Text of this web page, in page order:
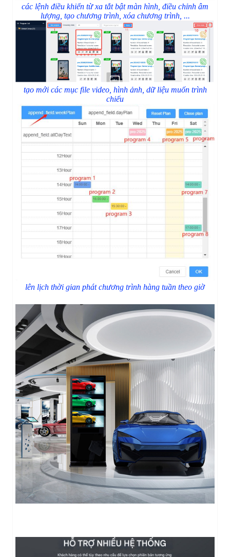
các lệnh điều khiển từ xa tắt bật màn hình, điều chỉnh âm
lượng, tạo chương trình, xóa chương trình, ...
tạo mới các mục file video, hình ảnh, dữ liệu muốn trình
chiếu
lên lịch thời gian phát chương trình hàng tuần theo giờ